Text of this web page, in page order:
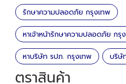
รักษาความปลอดภัย กรุงเทพ
หาเจ้าหน้ารักษาความปลอดภัย กรุ
หาบริษัท รปภ. กรุงเทพ บริษั
ตราสินค้า